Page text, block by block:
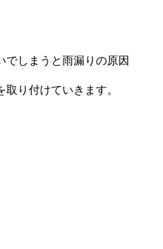
でしまうと雨漏りの原因
り付けていきます。